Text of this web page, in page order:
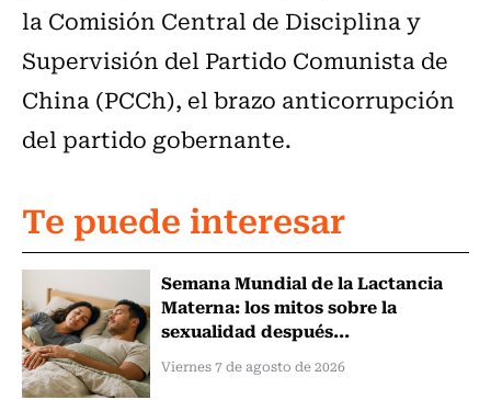
la Comisión Central de Disciplina y
Supervisión del Partido Comunista de
China (PCCh), el brazo anticorrupción
del partido gobernante.
Te puede interesar
Semana Mundial de la Lactancia
Materna: los mitos sobre la
sexualidad después...
Viernes 7 de agosto de 2026